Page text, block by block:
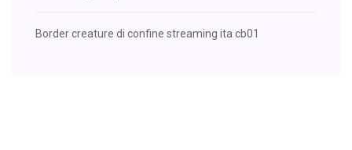
Border creature di confine streaming ita cb01